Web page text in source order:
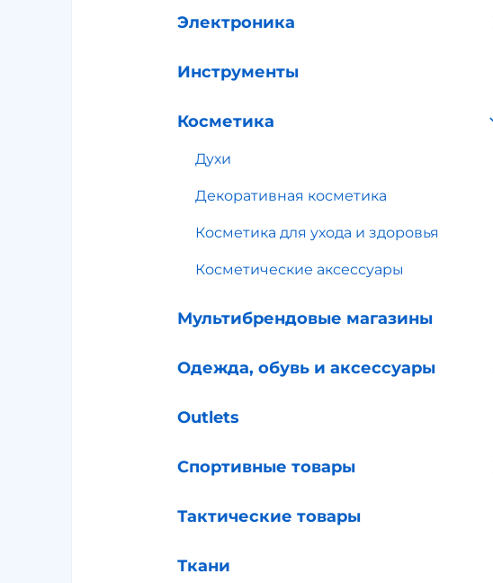
Электроника
Инструменты
Косметика
Духи
Декоративная косметика
Косметика для ухода и здоровья
Косметические аксессуары
Мультибрендовые магазины
Одежда, обувь и аксессуары
Outlets
Спортивные товары
Тактические товары
Ткани